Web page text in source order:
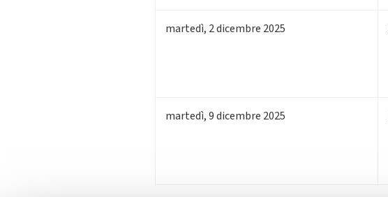
martedì, 2dicembre 2025
martedì,9dicembre 2025